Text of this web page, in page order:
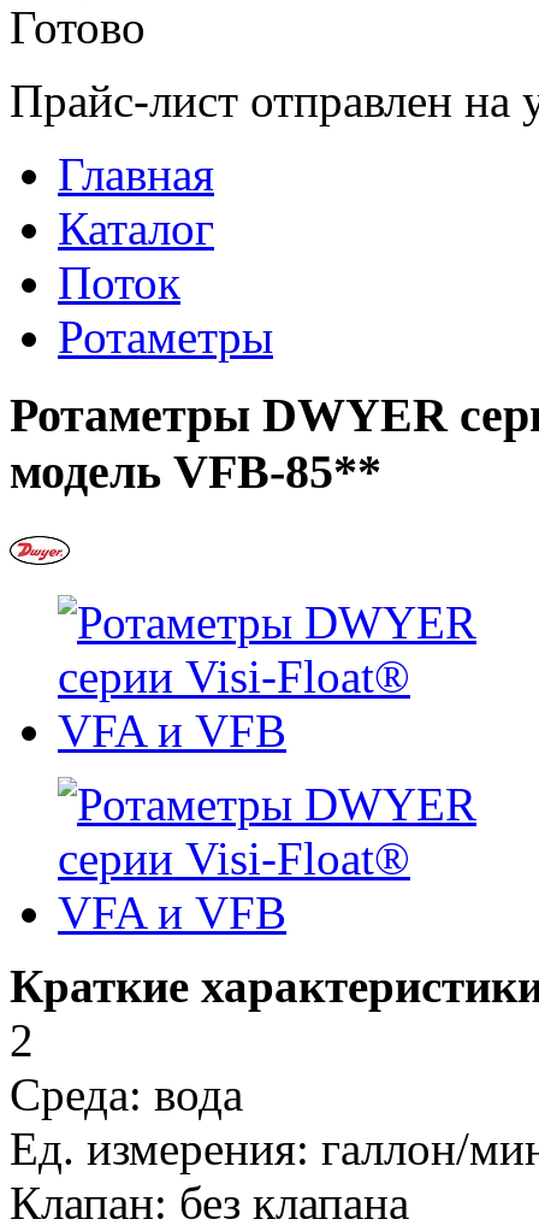
Готово
Прайс-лист отправлен
Главная
Каталог
Поток
Ротаметры
Ротаметры DWYER
модель VFB-85**
Краткие
2
Среда: вода
Ед. измерения: галлон/
Клапан: без клапана